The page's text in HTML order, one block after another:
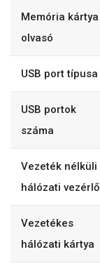
Memória kártya
olvasó
USB port típusa
USB portok
száma
Vezeték nélküli
hálózati vezérlő
Vezetékes
hálózati kártya